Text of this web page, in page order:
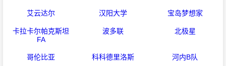
艾云达尔 汉阳大学 宝岛梦想家
卡拉卡尔帕克斯坦
FA
波多联 北极星
哥伦比亚 科科德里洛斯 河内B队